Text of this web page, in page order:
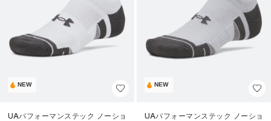
NEW
UAパフォーマンステック ノーショ
NEW
UAパフォーマンステック ノーショ